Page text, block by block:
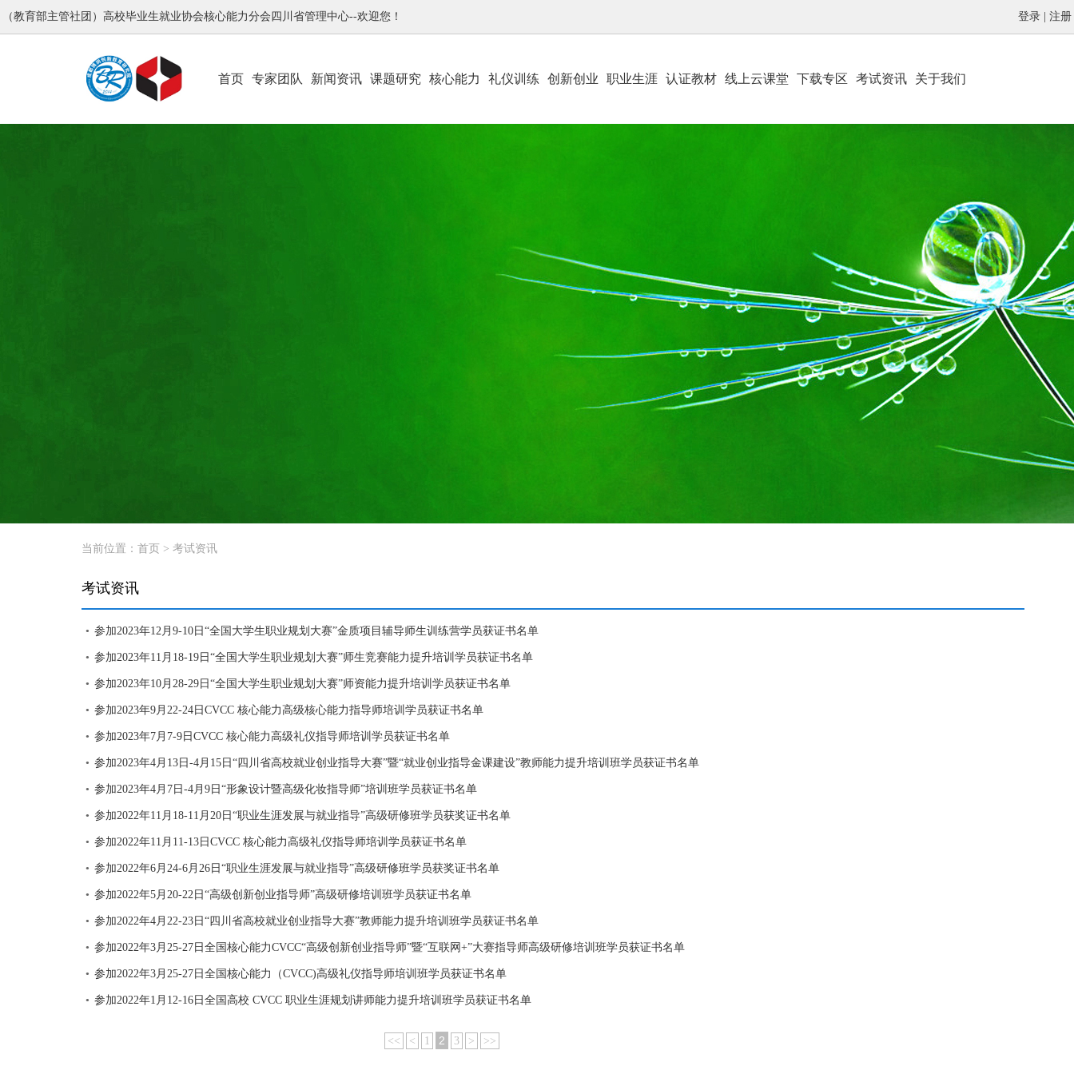
（教育部主管社团）高校毕业生就业协会核心能力分会四川省管理中心--欢迎您！ 登录 注册
首页 专家团队 新闻资讯 课题研究 核心能力 礼仪训练 创新创业 职业生涯 认证教材 线上云课堂 下载专区 考试资讯 关于我们
当前位置： 首页 > 考试资讯
考试资讯
● 参加2023年12月9-10日“全国大学生职业规划大赛”金质项目辅导师生训练营学员获证书名单
● 参加2023年11月18-19日“全国大学生职业规划大赛”师生竞赛能力提升培训学员获证书名单
● 参加2023年10月28-29日“全国大学生职业规划大赛”师资能力提升培训学员获证书名单
● 参加2023年9月22-24日CVCC 核心能力高级核心能力指导师培训学员获证书名单
● 参加2023年7月7-9日CVCC 核心能力高级礼仪指导师培训学员获证书名单
● 参加2023年4月13日-4月15日“四川省高校就业创业指导大赛”暨“就业创业指导金课建设”教师能力提升培训班学员获证书名单
● 参加2023年4月7日-4月9日“形象设计暨高级化妆指导师”培训班学员获证书名单
● 参加2022年11月18-11月20日“职业生涯发展与就业指导”高级研修班学员获奖证书名单
● 参加2022年11月11-13日CVCC 核心能力高级礼仪指导师培训学员获证书名单
● 参加2022年6月24-6月26日“职业生涯发展与就业指导”高级研修班学员获奖证书名单
● 参加2022年5月20-22日“高级创新创业指导师”高级研修培训班学员获证书名单
● 参加2022年4月22-23日“四川省高校就业创业指导大赛”教师能力提升培训班学员获证书名单
● 参加2022年3月25-27日全国核心能力CVCC“高级创新创业指导师”暨“互联网+”大赛指导师高级研修培训班学员获证书名单
● 参加2022年3月25-27日全国核心能力（CVCC)高级礼仪指导师培训班学员获证书名单
● 参加2022年1月12-16日全国高校 CVCC 职业生涯规划讲师能力提升培训班学员获证书名单
<< < 1 2 3 > >>